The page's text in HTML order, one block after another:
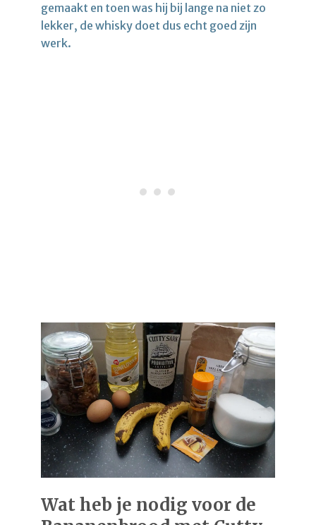
gemaakt en toen was hij bij lange na niet zo
lekker, de whisky doet dus echt goed zijn
werk.
Wat heb je nodig voor de